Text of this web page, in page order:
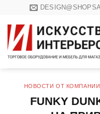
content
НОВОСТИ ОТ
FUNKY